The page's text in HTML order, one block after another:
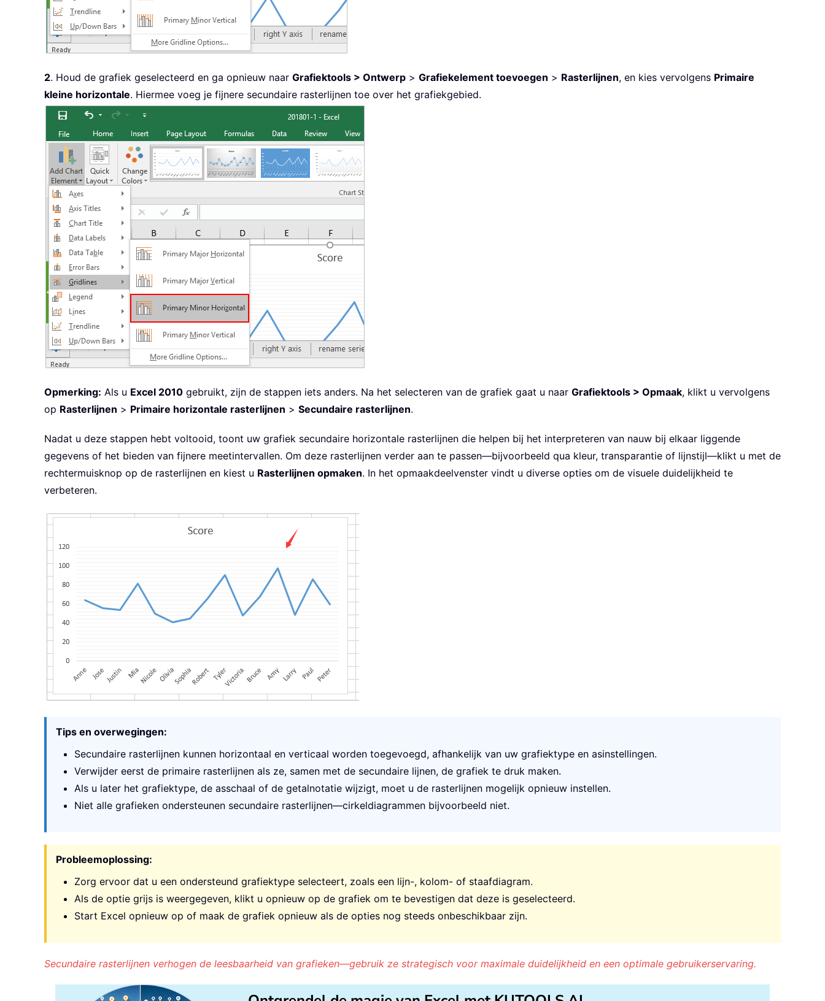
2. Houd de grafiek geselecteerd en ga opnieuw naar Grafiektools > Ontwerp > Grafiekelement toevoegen > Rasterlijnen, en kies vervolgens Primaire
kleine horizontale. Hiermee voeg je fijnere secundaire rasterlijnen toe over het grafiekgebied.
Opmerking: Als u Excel 2010 gebruikt, zijn de stappen iets anders. Na het selecteren van de grafiek gaat u naar Grafiektools > Opmaak, klikt u vervolgens
op Rasterlijnen > Primaire horizontale rasterlijnen > Secundaire rasterlijnen.
Nadat u deze stappen hebt voltooid, toont uw grafiek secundaire horizontale rasterlijnen die helpen bij het interpreteren van nauw bij elkaar liggende
gegevens of het bieden van fijnere meetintervallen. Om deze rasterlijnen verder aan te passen—bijvoorbeeld qua kleur, transparantie of lijnstijl—klikt u met de
rechtermuisknop op de rasterlijnen en kiest u Rasterlijnen opmaken. In het opmaakdeelvenster vindt u diverse opties om de visuele duidelijkheid te
verbeteren.
Tips en overwegingen:
Secundaire rasterlijnen kunnen horizontaal en verticaal worden toegevoegd, afhankelijk van uw grafiektype en asinstellingen.
Verwijder eerst de primaire rasterlijnen als ze, samen met de secundaire lijnen, de grafiek te druk maken.
Als u later het grafiektype, de asschaal of de getalnotatie wijzigt, moet u de rasterlijnen mogelijk opnieuw instellen.
Niet alle grafieken ondersteunen secundaire rasterlijnen—cirkeldiagrammen bijvoorbeeld niet.
Probleemoplossing:
Zorg ervoor dat u een ondersteund grafiektype selecteert, zoals een lijn-, kolom- of staafdiagram.
Als de optie grijs is weergegeven, klikt u opnieuw op de grafiek om te bevestigen dat deze is geselecteerd.
Start Excel opnieuw op of maak de grafiek opnieuw als de opties nog steeds onbeschikbaar zijn.
Secundaire rasterlijnen verhogen de leesbaarheid van grafieken—gebruik ze strategisch voor maximale duidelijkheid en een optimale gebruikerservaring.